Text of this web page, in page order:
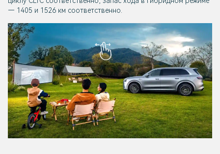
— 1405 и 1526 км соответственно.